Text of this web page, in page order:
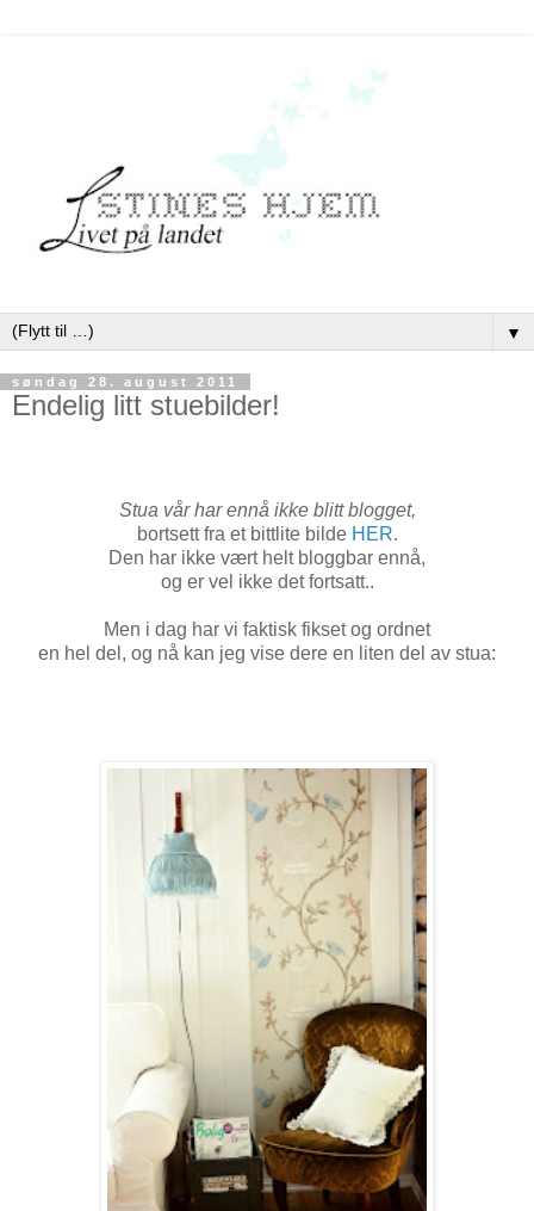
▼
søndag 28. august 2011
Endelig litt stuebilder!
Stua vår har ennå ikke blitt blogget,
bortsett fra et bittlite bilde HER.
Den har ikke vært helt bloggbar ennå,
og er vel ikke det fortsatt..
Men i dag har vi faktisk fikset og ordnet
en hel del, og nå kan jeg vise dere en liten del av stua: